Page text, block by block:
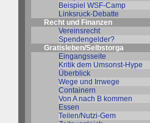
Beispiel WSF-Camp
Linksruck-Debatte
Recht und Finanzen
Vereinsrecht
Spendengelder?
Gratisleben/Selbstorga
Eingangsseite
Kritik dem Umsonst-Hype
Überblick
Wege und Irrwege
Containern
Von A nach B kommen
Essen
Teilen/Nutzi-Gem